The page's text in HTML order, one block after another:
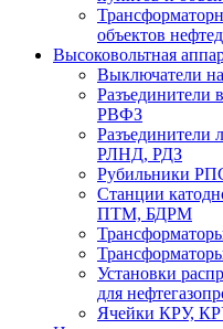
объектов
Высоковольтная
Выключатели
Разъединители
РВФЗ
Разъединители
РЛНД, РДЗ
Рубильники
Станции
ПТМ, БДРМ
Установки
для
Ячейки КРУ,